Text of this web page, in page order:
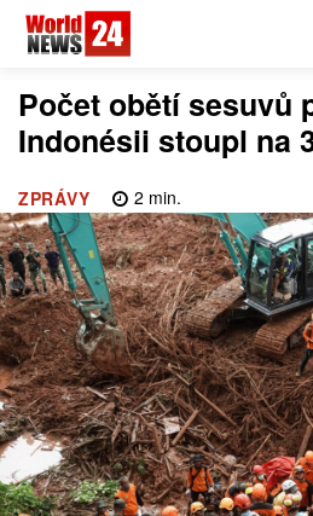
Počet obětí sesuvů
Indonésii stoupl na
ZPRÁVY 2 min.